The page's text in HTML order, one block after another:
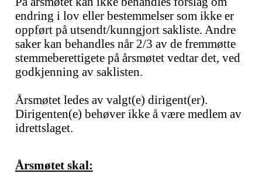
endring i lov eller bestemmelser som ikke er
oppført på utsendt/kunngjort sakliste. Andre
saker kan behandles når 2/3 av de fremmøtte
stemmeberettigete på årsmøtet vedtar det, ved
godkjenning av saklisten.
Årsmøtet ledes av valgt(e) dirigent(er).
Dirigenten(e) behøver ikke å være medlem av
idrettslaget.
Årsmøtet skal: